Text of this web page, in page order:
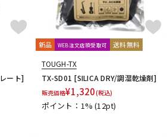
鳥∞黄い蜂 日本娯楽
名城商会
M.Baron
Boosey And Hawkes
Salabert Durand
Leduc
Billaudot
Marc Reift
Bote And Bock
Wizz Pickups
ート]
新品 WEB注文店頭受取可 送料無料
TOUGH-TX
TX-SD01 [SILICA DRY/調湿乾燥剤]
販売価格¥1,320(税込)
ポイント：1%(12pt)